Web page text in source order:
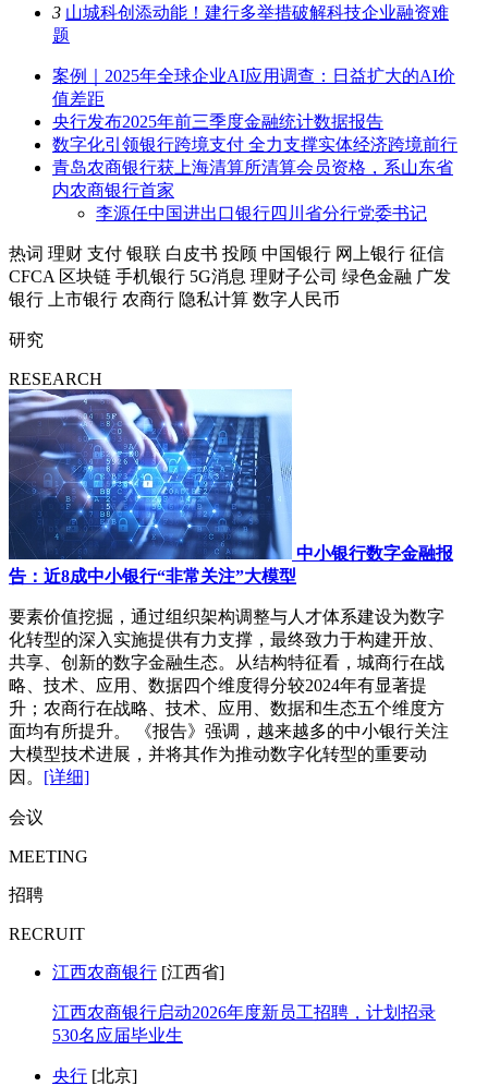
3 山城科创添动能！建行多举措破解科技企业融资难
题
案例｜2025年全球企业AI应用调查：日益扩大的AI价
值差距
央行发布2025年前三季度金融统计数据报告
数字化引领银行跨境支付 全力支撑实体经济跨境前行
青岛农商银行获上海清算所清算会员资格，系山东省
内农商银行首家
李源任中国进出口银行四川省分行党委书记
热词 理财 支付 银联 白皮书 投顾 中国银行 网上银行 征信
CFCA 区块链 手机银行 5G消息 理财子公司 绿色金融 广发
银行
上市银行 农商行 隐私计算 数字人民币
研究
RESEARCH
中小银行数字金融报
告：近8成中小银行“非常关注”大模型
要素价值挖掘，通过组织架构调整与人才体系建设为数字
化转型的深入实施提供有力支撑，最终致力于构建开放、
共享、创新的数字金融生态。从结构特征看，城商行在战
略、技术、应用、数据四个维度得分较2024年有显著提
升；农商行在战略、技术、应用、数据和生态五个维度方
面均有所提升。 《报告》强调，越来越多的中小银行关注
大模型技术进展，并将其作为推动数字化转型的重要动
因。 [详细]
会议
MEETING
招聘
RECRUIT
江西农商银行 [江西省]
江西农商银行启动2026年度新员工招聘，计划招录
530名应届毕业生
央行 [北京]